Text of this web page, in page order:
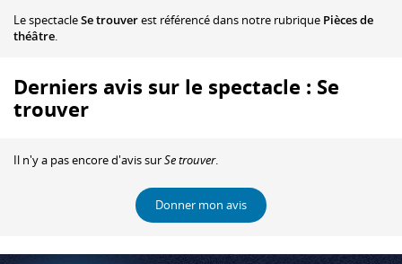
Le spectacleSe trouverest référencé dans notre rubrique Pièces de
théâtre.
Derniers avis sur le spectacle : Se
trouver
Il n'y a pas encore d'avis surSe trouver.
Donner mon avis